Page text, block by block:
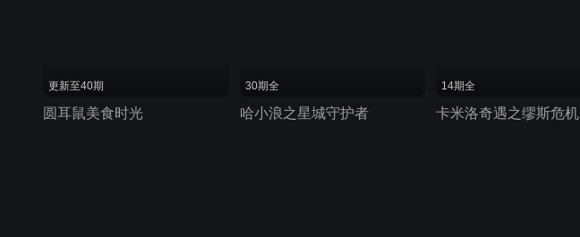
更新至40期
圆耳鼠美食时光
30期全
哈小浪之星城守护者
14期全
卡米洛奇遇之缪斯危机